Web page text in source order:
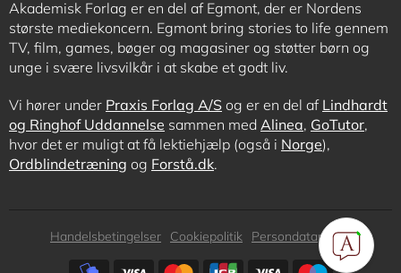
Akademisk Forlag er en del af Egmont, der er Nordens
største mediekoncern. Egmont bring stories to life gennem
TV, film, games, bøger og magasiner og støtter børn og
unge i svære livsvilkår i at skabe et godt liv.
Vi hører under Praxis Forlag A/S og er en del af Lindhardt
og Ringhof Uddannelse sammen med Alinea, GoTutor,
hvor det er muligt at få lektiehjælp (også i Norge),
Ordblindetræning og Forstå.dk.
Subfooter
Handelsbetingelser Cookiepolitik
Persondatapolitik
Subfooter